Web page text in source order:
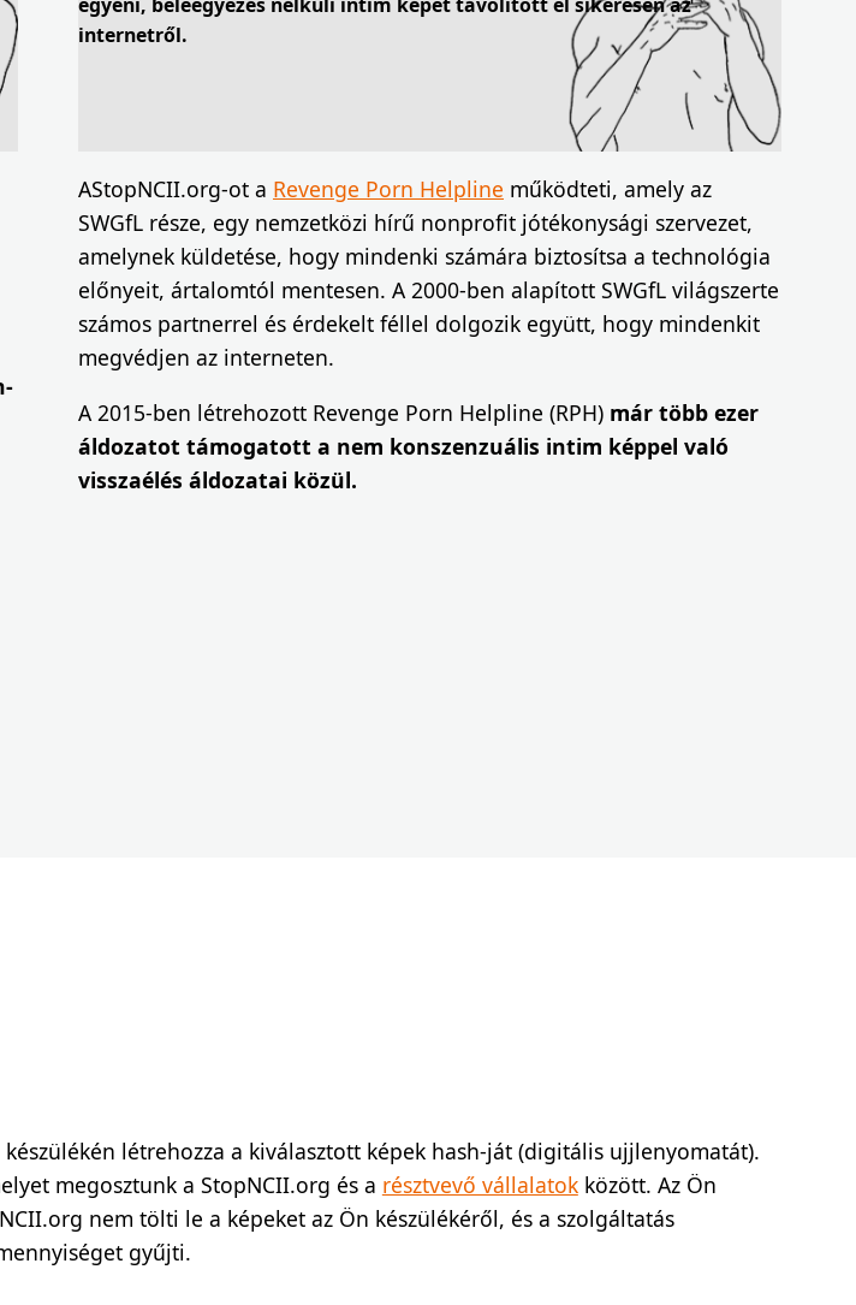
internetről.
AStopNCII.org-ot a Revenge Porn Helpline működteti, amely az
SWGfL része, egy nemzetközi hírű nonprofit jótékonysági szervezet,
amelynek küldetése, hogy mindenki számára biztosítsa a technológia
előnyeit, ártalomtól mentesen. A 2000-ben alapított SWGfL világszerte
számos partnerrel és érdekelt féllel dolgozik együtt, hogy mindenkit
megvédjen az interneten.
A 2015-ben létrehozott Revenge Porn Helpline (RPH) már több ezer
áldozatot támogatott a nem konszenzuális intim képpel való
visszaélés áldozatai közül.
létrehozza a kiválasztott képek hash-ját (digitális ujjlenyomatát).
megosztunk a StopNCII.org és a résztvevő vállalatokközött. Az Ön
nem tölti le a képeket az Ön készülékéről, és a szolgáltatás
gyűjti.